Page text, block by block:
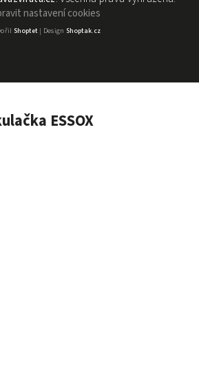
nastavení cookies
Shoptet| Design Shoptak.cz
ESSOX